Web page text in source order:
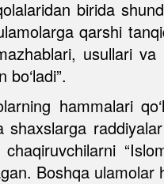
birida
qarshi
usullari
hammalari
shaxslarga
chaqiruvchilarni
Boshqa